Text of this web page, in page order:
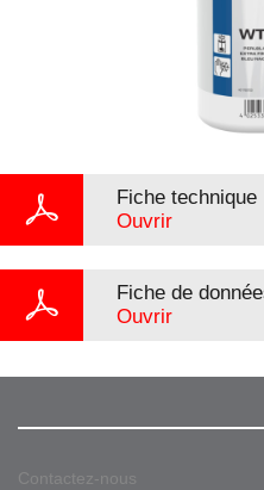
Fiche technique
Ouvrir
Fiche de
Ouvrir
Contactez-nous